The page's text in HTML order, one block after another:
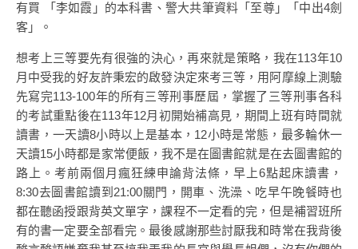
有買 「李如霞」的本科書、警大共筆資料「至尊」「中出4劍
客」。
想考上三等要先有很強的決心，再來就是策略，我在113年10
月中受我的好友許秉宏的啟發決定來考三等，用阿摩線上測驗
先寫完113-100年的所有三等刑事歷屆，掌握了三等刑事各科
的考試重點後在113年12月初開始補高見，期間上班有時間就
讀書，一天讀8小時以上是基本，12小時是常態，最多輪休一
天讀15小時都是家常便飯，我不是在圖書館就是在去圖書館的
路上。考前兩個月瘋狂練申論背法條，早上6點起床讀書，
8:30去圖書館讀到21:00關門，開車、洗澡、吃早午晚餐時也
都在聽函授跟背英文單字，課程不一定看的完，但是補習班所
有的書一定要全部看完。最後感謝那些討厭我和時常在我背後